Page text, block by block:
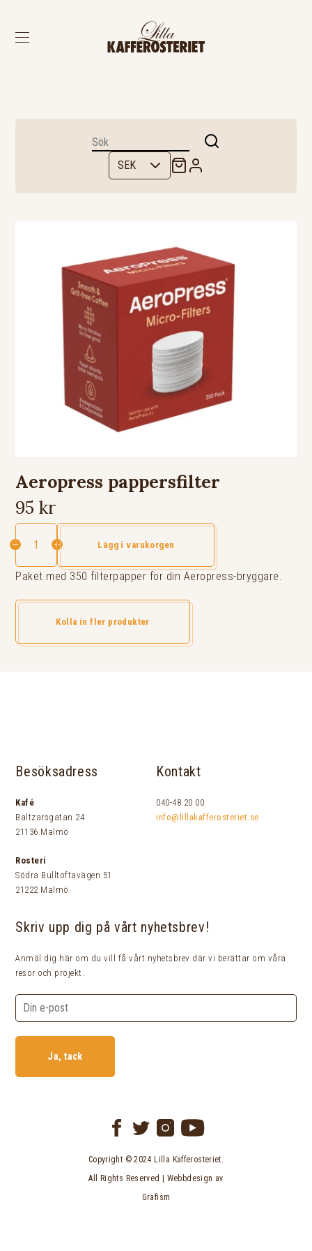
Aeropress pappersfilter
95 kr
Lägg i varukorgen
Paket med 350 filterpapper för din Aeropress-bryggare.
Kolla in fler produkter
Besöksadress
Kafé
Baltzarsgatan 24
21136 Malmö
Rosteri
Södra Bulltoftavägen 51
21222 Malmö
Kontakt
040-48 20 00
info@lillakafferosteriet.se
Skriv upp dig på vårt nyhetsbrev!
Anmäl dig här om du vill få vårt nyhetsbrev där vi berättar om våra
resor och projekt.
Ja, tack
Copyright © 2024 Lilla Kafferosteriet.
All Rights Reserved | Webbdesign av
Grafism